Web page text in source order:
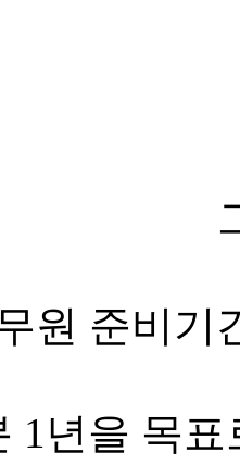
원 준비기
1년을 목